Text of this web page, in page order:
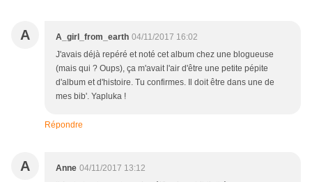
A A_girl_from_earth 04/11/2017 16:02
J'avais déjà repéré et noté cet album chez une blogueuse
(mais qui ? Oups), ça m'avait l'air d'être une petite pépite
d'album et d'histoire. Tu confirmes. Il doit être dans une de
mes bib'. Yapluka !
Répondre
A Anne 04/11/2017 13:12